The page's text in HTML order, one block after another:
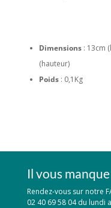
Dimensions: 13cm
(hauteur)
Poids: 0,1Kg
Il vous
Rendez-vous sur notre
02 40 69 58 04 du lundi